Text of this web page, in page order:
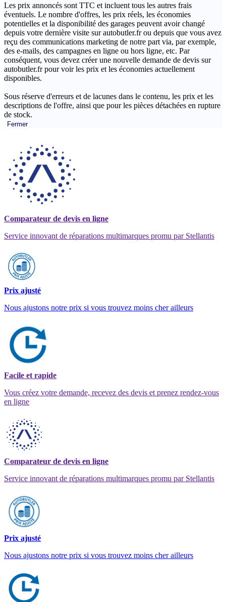
Les prix annoncés sont TTC et incluent tous les autres frais
éventuels. Le nombre d'offres, les prix réels, les économies
potentielles et la disponibilité des garages peuvent avoir changé
depuis votre dernière visite sur autobutler.fr ou depuis que vous avez
reçu des communications marketing de notre part via, par exemple,
des e-mails, des campagnes en ligne ou hors ligne, etc. Par
conséquent, vous devez créer une nouvelle demande de devis sur
autobutler.fr pour voir les prix et les économies actuellement
disponibles.
Sous réserve d'erreurs et de lacunes dans le contenu, les prix et les
descriptions de l'offre, ainsi que pour les pièces détachées en rupture
de stock.
Fermer
Comparateur de devis en ligne
Service innovant de réparations multimarques promu par Stellantis
Prix ajusté
Nous ajustons notre prix si vous trouvez moins cher ailleurs
Facile et rapide
Vous créez votre demande, recevez des devis et prenez rendez-vous
en ligne
Comparateur de devis en ligne
Service innovant de réparations multimarques promu par Stellantis
Prix ajusté
Nous ajustons notre prix si vous trouvez moins cher ailleurs